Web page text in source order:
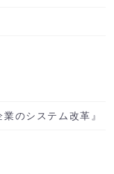
のシステム改革』